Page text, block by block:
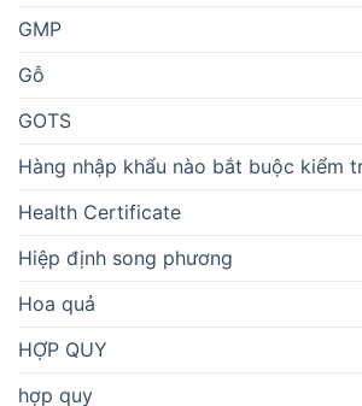
GMP
Gỗ
GOTS
Hàng nhập khẩu nào bắt buộc kiểm
Health Certificate
Hiệp định song phương
Hoa quả
HỢP QUY
hợp quy